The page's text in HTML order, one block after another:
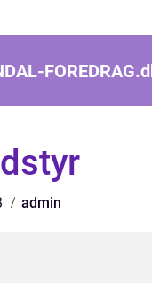
FOREDRAG.
admin